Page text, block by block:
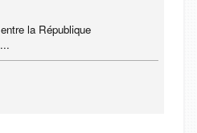
la République